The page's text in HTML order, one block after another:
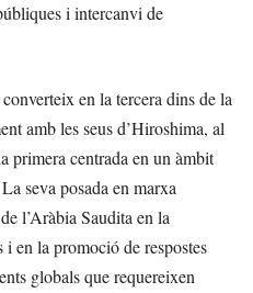
i intercanvi de
en la tercera dins de la
amb les seus d’Hiroshima, al
primera centrada en un àmbit
seva posada en marxa
l’Aràbia Saudita en la
en la promoció de respostes
globals que requereixen